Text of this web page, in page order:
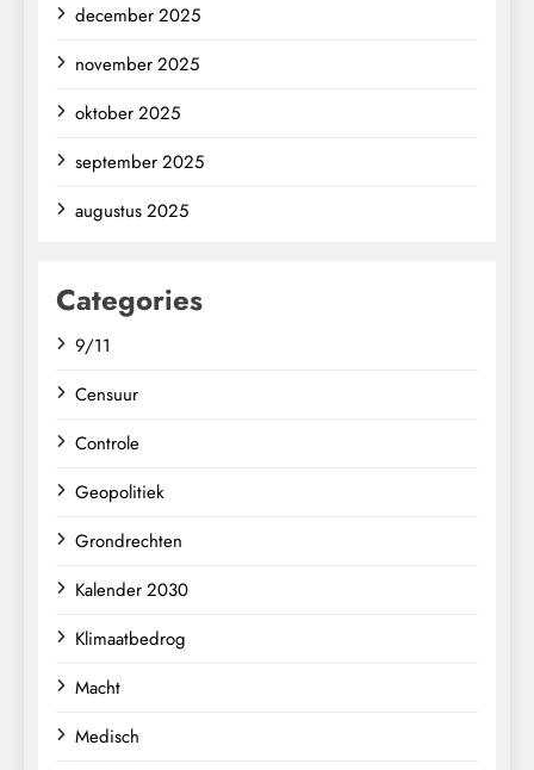
december 2025
november 2025
oktober 2025
september 2025
augustus 2025
Categories
9/11
Censuur
Controle
Geopolitiek
Grondrechten
Kalender 2030
Klimaatbedrog
Macht
Medisch